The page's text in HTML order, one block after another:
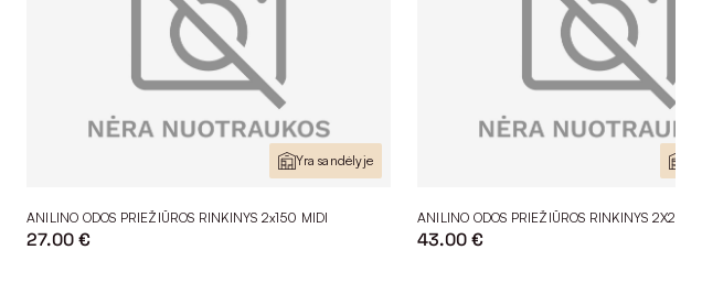
Yra sandėlyje
ANILINO ODOS PRIEŽIŪROS RINKINYS 2x150 MIDI
27.00 €
ANILINO ODOS PRIEŽIŪROS RINKINYS 2X250
43.00 €